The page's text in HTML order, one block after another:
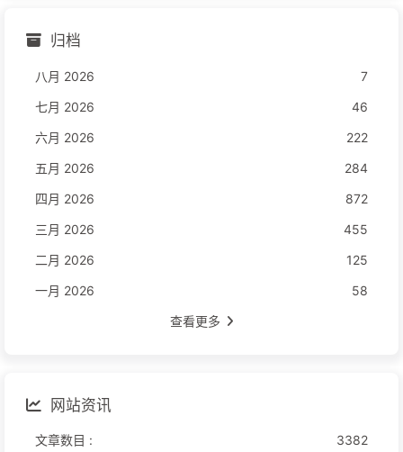
归档
八月 2026
7
七月 2026
46
六月 2026
222
五月 2026
284
四月 2026
872
三月 2026
455
二月 2026
125
一月 2026
58
查看更多
网站资讯
文章数目 : 3382